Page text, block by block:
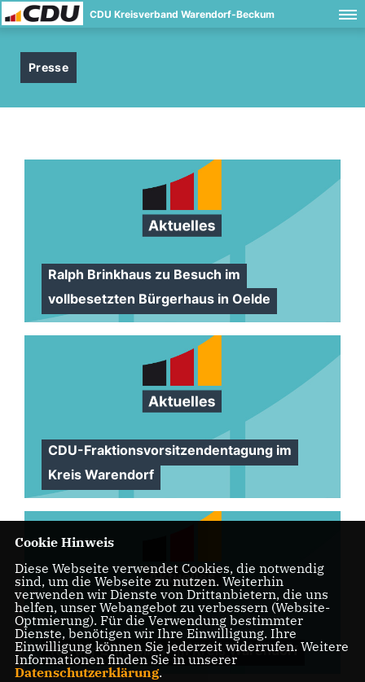
CDU Kreisverband Warendorf-Beckum
Presse
Ralph Brinkhaus zu Besuch im
vollbesetzten Bürgerhaus in Oelde
CDU-Fraktionsvorsitzendentagung im
Kreis Warendorf
Tag der E-Mobilität im Kreis Warendorf
Cookie Hinweis
Diese Webseite verwendet Cookies, die notwendig
sind, um die Webseite zu nutzen. Weiterhin
verwenden wir Dienste von Drittanbietern, die uns
helfen, unser Webangebot zu verbessern (Website-
Optmierung). Für die Verwendung bestimmter
Dienste, benötigen wir Ihre Einwilligung. Ihre
Einwilligung können Sie jederzeit widerrufen. Weitere
Informationen finden Sie in unserer
Datenschutzerklärung.